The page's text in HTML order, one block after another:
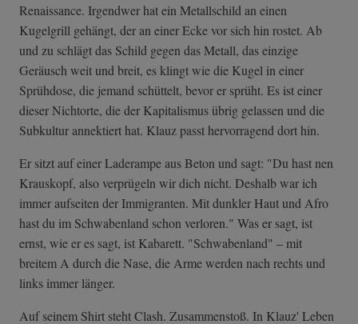
Renaissance. Irgendwer hat ein Metallschild an einen
Kugelgrill gehängt, der an einer Ecke vor sich hin rostet. Ab
und zu schlägt das Schild gegen das Metall, das einzige
Geräusch weit und breit, es klingt wie die Kugel in einer
Sprühdose, die jemand schüttelt, bevor er sprüht. Es ist einer
dieser Nichtorte, die der Kapitalismus übrig gelassen und die
Subkultur annektiert hat. Klauz passt hervorragend dort hin.
Er sitzt auf einer Laderampe aus Beton und sagt: "Du hast nen
Krauskopf, also verprügeln wir dich nicht. Deshalb war ich
immer aufseiten der Immigranten. Mit dunkler Haut und Afro
hast du im Schwabenland schon verloren." Was er sagt, ist
ernst, wie er es sagt, ist Kabarett. "Schwabenland" – mit
breitem A durch die Nase, die Arme werden nach rechts und
links immer länger.
Auf seinem Shirt steht Clash. Zusammenstoß. In Klauz' Leben